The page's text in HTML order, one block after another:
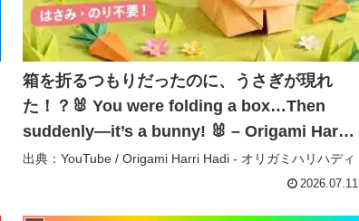
箱を折るつもりだったのに、うさぎが現れ
た！？🐰 You were folding a box…Then
suddenly—it’s a bunny! 🐰 – Origami Harri
Hadi – オリガミハリハディ
出典：YouTube / Origami Harri Hadi - オリガミハリハディ
2026.07.11